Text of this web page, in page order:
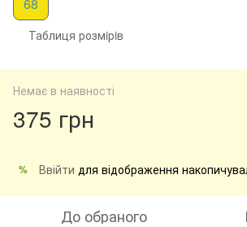
Таблиця розмiрiв
Немає в наявності
375 грн
% Ввійти для відображення
До обраного